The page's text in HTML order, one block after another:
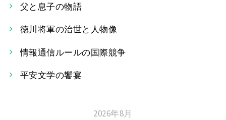
ゲ
ー
シ
ョ
父と息子の物語
徳川将軍の治世と人物像
情報通信ルールの国際競争
平安文学の饗宴
2026年8月